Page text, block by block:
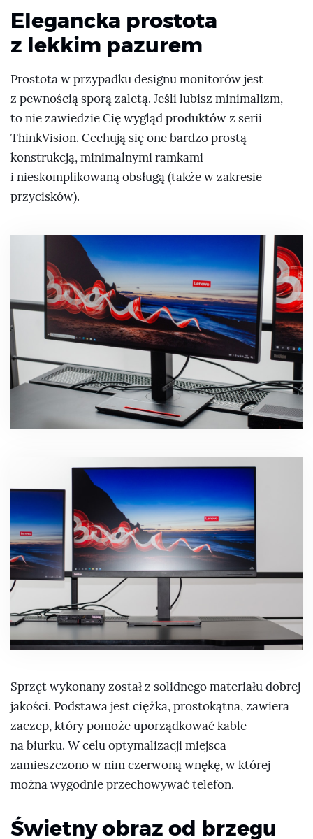
Elegancka prostota
z lekkim pazurem
Prostota w przypadku designu monitorów jest
z pewnością sporą zaletą. Jeśli lubisz minimalizm,
to nie zawiedzie Cię wygląd produktów z serii
ThinkVision. Cechują się one bardzo prostą
konstrukcją, minimalnymi ramkami
i nieskomplikowaną obsługą (także w zakresie
przycisków).
Sprzęt wykonany został z solidnego materiału dobrej
jakości. Podstawa jest ciężka, prostokątna, zawiera
zaczep, który pomoże uporządkować kable
na biurku. W celu optymalizacji miejsca
zamieszczono w nim czerwoną wnękę, w której
można wygodnie przechowywać telefon.
Świetny obraz od brzegu